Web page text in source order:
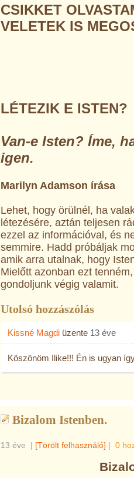
CSIKKET
VELETEK IS
LÉTEZIK E ISTEN?
Van-e Isten? Íme,
igen.
Marilyn Adamson írása
Lehet, hogy örülnél, ha
létezésére, aztán teljesen
ezzel az információval, és
semmire. Hadd próbáljak
amik arra utalnak, hogy
Mielőtt azonban ezt
gondoljunk végig valamit.
Utolsó hozzászólás
Kissné Magdi üzente 13 éve
Köszönöm Ilike!!! Én is ugyan
Bizalom Istenben.
13 éve | [Törölt felhasználó] | 0